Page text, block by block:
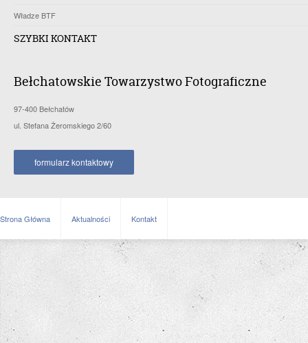
Władze BTF
SZYBKI KONTAKT
Bełchatowskie Towarzystwo Fotograficzne
97-400 Bełchatów
ul. Stefana Żeromskiego 2/60
formularz kontaktowy
Strona Główna Aktualności Kontakt